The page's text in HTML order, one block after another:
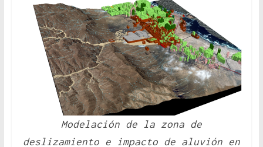
Modelación de la zona de
deslizamiento e impacto de aluvión en